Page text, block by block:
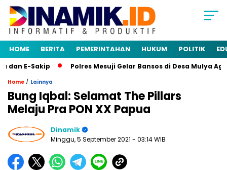
HOME BERITA PEMERINTAHAN HUKUM POLITIK
E-Sakip Polres Mesuji Gelar Bansos di Desa Mulya
Home / Lainnya
Bung Iqbal: Selamat The Pillars
Melaju Pra PON XX Papua
Dinamik
Minggu, 5 September 2021 - 03:14 WIB